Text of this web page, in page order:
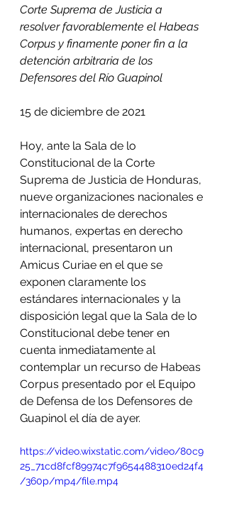
Corte Suprema de Justicia a
resolver favorablemente el Habeas
Corpus y finamente poner fin a la
detención arbitraria de los
Defensores del Río Guapinol
15 de diciembre de 2021
Hoy, ante la Sala de lo
Constitucional de la Corte
Suprema de Justicia de Honduras,
nueve organizaciones nacionales e
internacionales de derechos
humanos, expertas en derecho
internacional, presentaron un
Amicus Curiae en el que se
exponen claramente los
estándares internacionales y la
disposición legal que la Sala de lo
Constitucional debe tener en
cuenta inmediatamente al
contemplar un recurso de Habeas
Corpus presentado por el Equipo
de Defensa de los Defensores de
Guapinol el día de ayer.
https://video.wixstatic.com/video/80c9
25_71cd8fcf89974c7f9654488310ed24f4
/360p/mp4/file.mp4